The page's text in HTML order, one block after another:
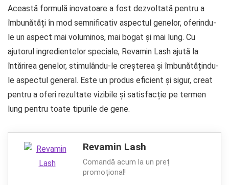
Această formulă inovatoare a fost dezvoltată pentru a
îmbunătăți în mod semnificativ aspectul genelor, oferindu-
le un aspect mai voluminos, mai bogat și mai lung. Cu
ajutorul ingredientelor speciale, Revamin Lash ajută la
întărirea genelor, stimulându-le creșterea și îmbunătățindu-
le aspectul general. Este un produs eficient și sigur, creat
pentru a oferi rezultate vizibile și satisfacție pe termen
lung pentru toate tipurile de gene.
Revamin Lash
Comandă acum la un preț
promoțional!